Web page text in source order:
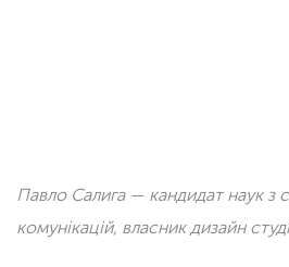
Павло Салига — кандидат наук з
комунікацій, власник дизайн